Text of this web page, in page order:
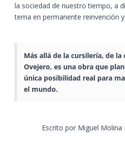
la sociedad de nuestro tiempo, a
tema en permanente reinvención
Más allá de la cursilería, de la
Ovejero, es una obra que
única posibilidad real para
el mundo.
Escrito por Miguel